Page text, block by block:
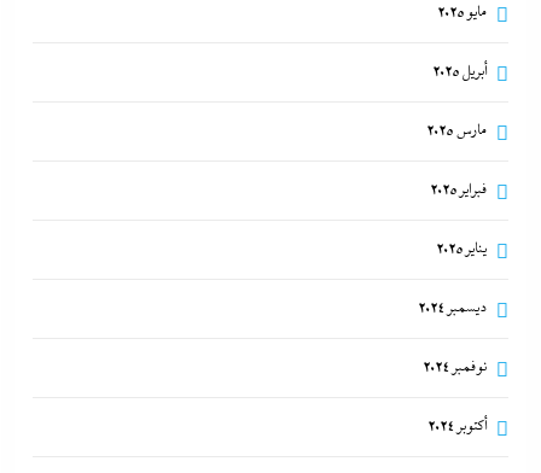
مايو 2025
أبريل 2025
مارس 2025
فبراير 2025
يناير 2025
ديسمبر 2024
نوفمبر 2024
أكتوبر 2024